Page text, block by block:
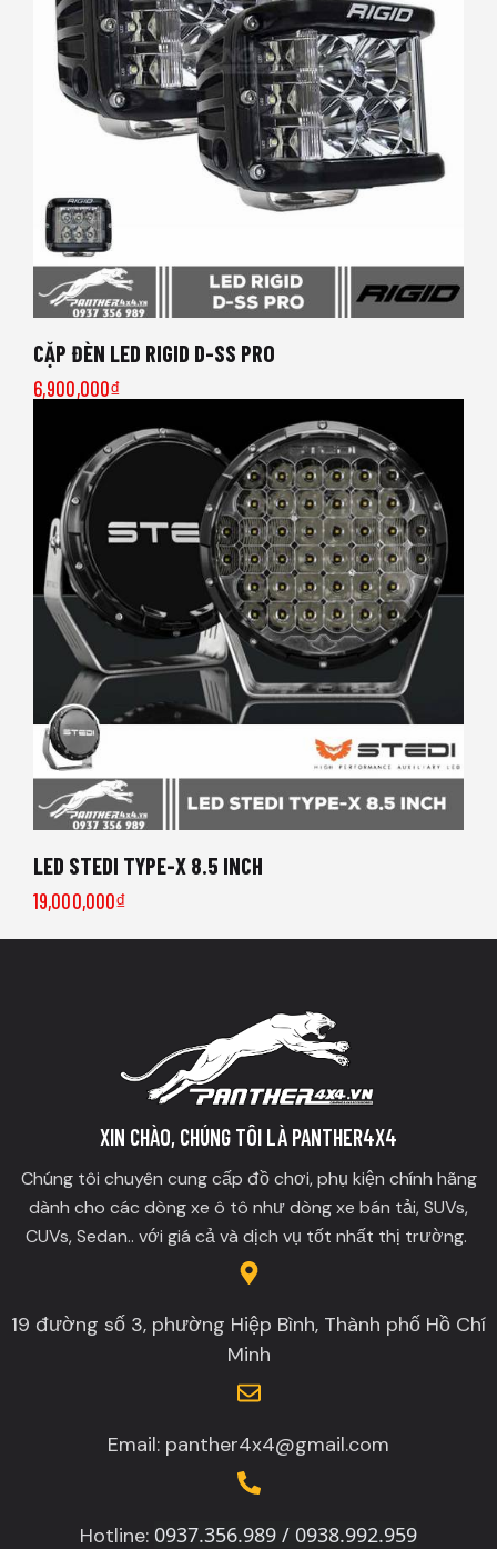
CẶP ĐÈN LED RIGID D-SS PRO
6,900,000₫
LED STEDI TYPE-X 8.5 INCH
19,000,000₫
XIN CHÀO, CHÚNG TÔI LÀ PANTHER4X4
Chúng tôi chuyên cung cấp đồ chơi, phụ kiện chính hãng
dành cho các dòng xe ô tô như dòng xe bán tải, SUVs,
CUVs, Sedan.. với giá cả và dịch vụ tốt nhất thị trường.
19 đường số 3, phường Hiệp Bình, Thành phố Hồ Chí
Minh
Email: panther4x4@gmail.com
Hotline: 0937.356.989 / 0938.992.959